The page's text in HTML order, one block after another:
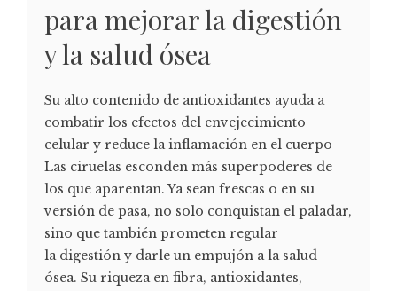
para mejorar la digestión
y la salud ósea
Su alto contenido de antioxidantes ayuda a
combatir los efectos del envejecimiento
celular y reduce la inflamación en el cuerpo
Las ciruelas esconden más superpoderes de
los que aparentan. Ya sean frescas o en su
versión de pasa, no solo conquistan el paladar,
sino que también prometen regular
la digestión y darle un empujón a la salud
ósea. Su riqueza en fibra, antioxidantes,